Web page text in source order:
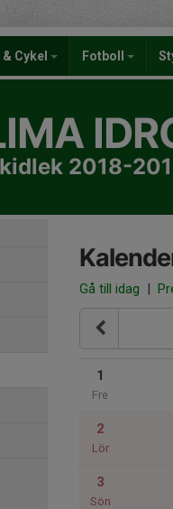
Cykel Fotboll
2018-
Gå till idag |
1
Fre
2
Lör
3
Sön